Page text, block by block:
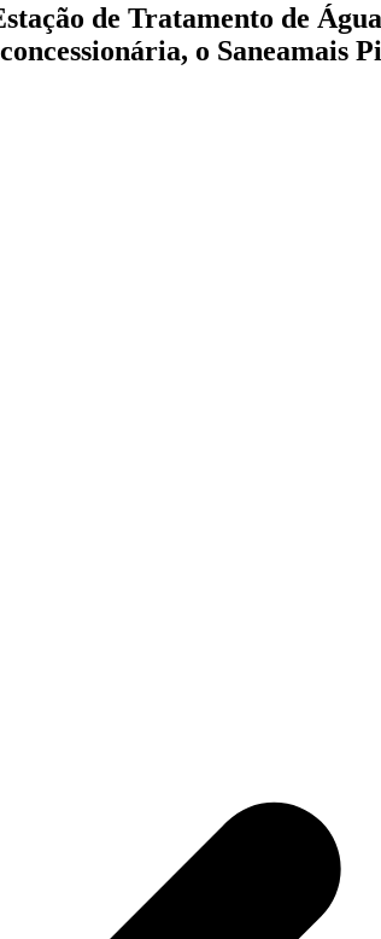
de Tratamento de
o Saneamais